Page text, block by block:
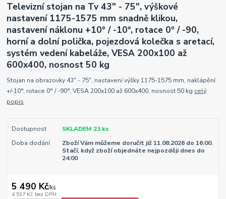
Televizní stojan na Tv 43" - 75", výškové
nastavení 1175-1575 mm snadně klikou,
nastavení náklonu +10° / -10°, rotace 0° / -90,
horní a dolní polička, pojezdová kolečka s aretací,
systém vedení kabeláže, VESA 200x100 až
600x400, nosnost 50 kg
Stojan na obrazovky 43" - 75", nastavení výšky 1175-1575 mm, naklápění
+/-10°, rotace 0° / -90°, VESA 200x100 až 600x400, nosnost 50 kg celý
popis
Dostupnost
SKLADEM 23 ks
Doba dodání
Zboží Vám můžeme doručit již 11.08.2026 do 16:00.
Stačí, když zboží objednáte nejpozději dnes do
24:00
5 490 Kč/ks
4 537 Kč bez DPH